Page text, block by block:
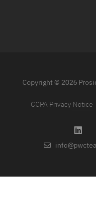
Copyright © 2026
CCPA Privacy Notice